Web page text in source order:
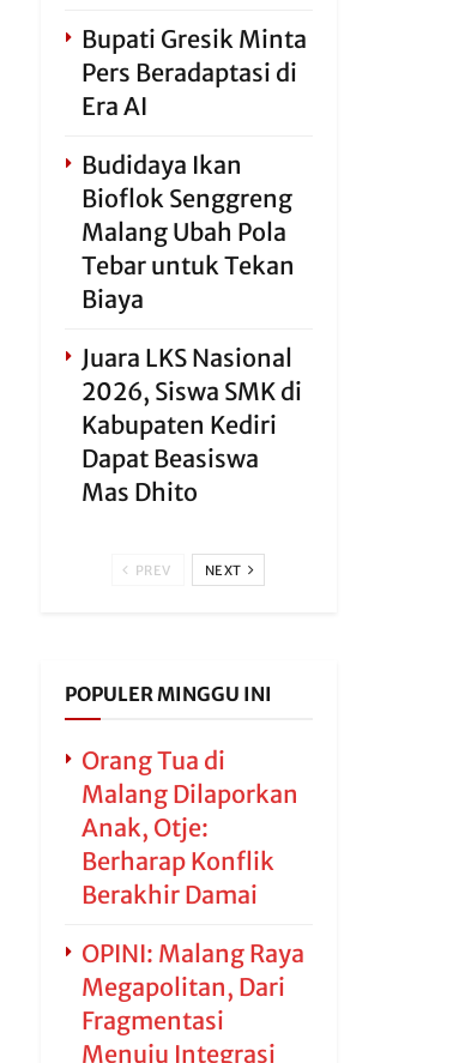
Bupati Gresik Minta
Pers Beradaptasi di
Era AI
Budidaya Ikan
Bioflok Senggreng
Malang Ubah Pola
Tebar untuk Tekan
Biaya
Juara LKS Nasional
2026, Siswa SMK di
Kabupaten Kediri
Dapat Beasiswa
Mas Dhito
PREV NEXT
POPULER MINGGU INI
Orang Tua di
Malang Dilaporkan
Anak, Otje:
Berharap Konflik
Berakhir Damai
OPINI: Malang Raya
Megapolitan, Dari
Fragmentasi
Menuju Integrasi